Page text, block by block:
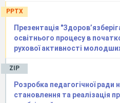
PPTX
Презентація
освітнього процесу в
рухової активності
ZIP
Розробка педагогічної
становлення та реалізація